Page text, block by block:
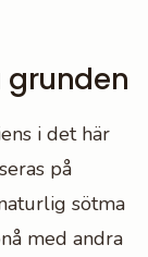
grunden
i det här
på
sötma
med andra